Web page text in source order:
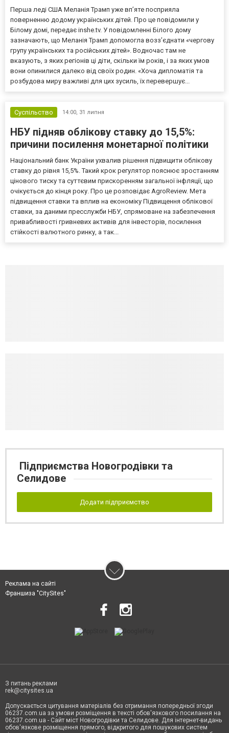
Перша леді США Меланія Трамп уже впʼяте посприяла
поверненню додому українських дітей. Про це повідомили у
Білому домі, передає inshe.tv. У повідомленні Білого дому
зазначають, що Меланія Трамп допомогла возз’єднати «чергову
групу українських та російських дітей». Водночас там не
вказують, з яких регіонів ці діти, скільки їм років, і за яких умов
вони опинилися далеко від своїх родин. «Хоча дипломатія та
розбудова миру важливі для цих зусиль, їх перевершує...
Суспільство 14:00, 31 липня
НБУ підняв облікову ставку до 15,5%:
причини посилення монетарної політики
Національний банк України ухвалив рішення підвищити облікову
ставку до рівня 15,5%. Такий крок регулятор пояснює зростанням
цінового тиску та суттєвим прискоренням загальної інфляції, що
очікується до кінця року. Про це розповідає AgroReview. Мета
підвищення ставки та вплив на економіку Підвищення облікової
ставки, за даними пресслужби НБУ, спрямоване на забезпечення
привабливості гривневих активів для інвесторів, посилення
стійкості валютного ринку, а так...
Підприємства Новогродівки та
Селидове
Додати підприємство
Реклама на сайті
Франшиза "CitySites"
З питань реклами
rek@citysites.ua
Допускається цитування матеріалів без отримання попередньої згоди
06237.com.ua за умови розміщення в тексті обов'язкового посилання на
06237.com.ua - Сайт міст Новогродівки та Селидове. Для інтернет-видань
обов'язкове розміщення прямого, відкритого для пошукових систем